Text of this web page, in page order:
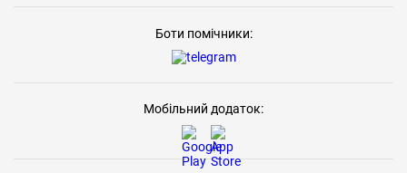
Боти помічники:
Мобільний додаток: